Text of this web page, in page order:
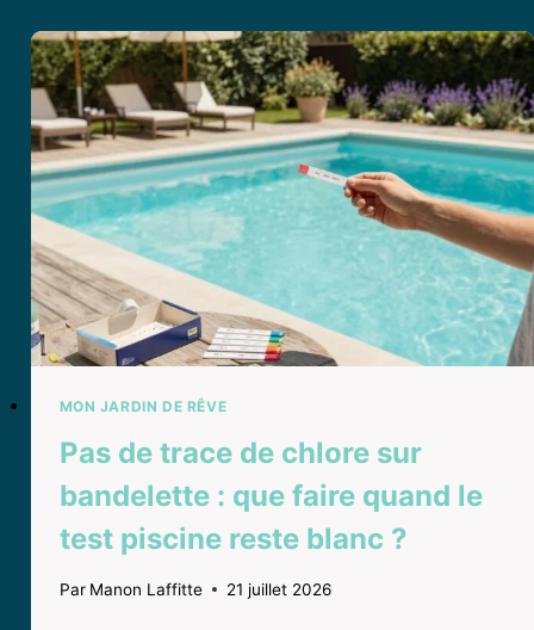
PISCINE
LINER
:
MIRACLE
OU
SIMPLE
DÉPANNAGE ?
MON JARDIN DE RÊVE
Pas de trace de chlore sur
bandelette : que faire quand le
test piscine reste blanc ?
Par Manon Laffitte 21 juillet 2026